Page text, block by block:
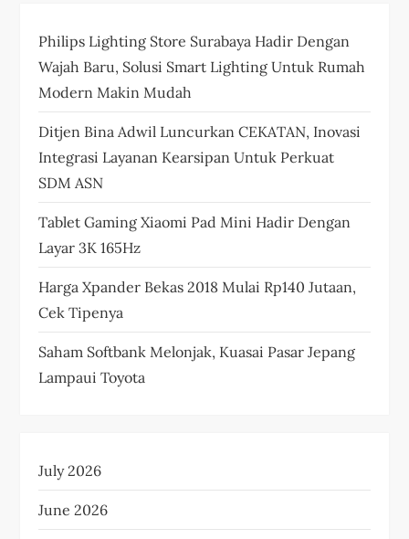
Philips Lighting Store Surabaya Hadir Dengan
Wajah Baru, Solusi Smart Lighting Untuk Rumah
Modern Makin Mudah
Ditjen Bina Adwil Luncurkan CEKATAN, Inovasi
Integrasi Layanan Kearsipan Untuk Perkuat
SDM ASN
Tablet Gaming Xiaomi Pad Mini Hadir Dengan
Layar 3K 165Hz
Harga Xpander Bekas 2018 Mulai Rp140 Jutaan,
Cek Tipenya
Saham Softbank Melonjak, Kuasai Pasar Jepang
Lampaui Toyota
July 2026
June 2026